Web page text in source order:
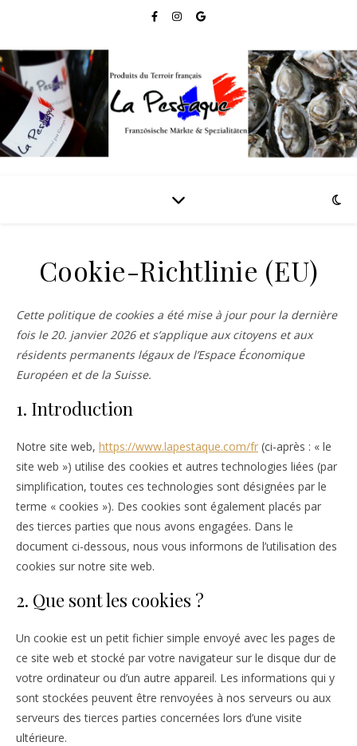
Cookie-Richtlinie (EU)
Cette politique de cookies a été mise à jour pour la dernière
fois le 20. janvier 2026 et s’applique aux citoyens et aux
résidents permanents légaux de l’Espace Économique
Européen et de la Suisse.
1. Introduction
Notre site web, https://www.lapestaque.com/fr (ci-après : « le
site web ») utilise des cookies et autres technologies liées (par
simplification, toutes ces technologies sont désignées par le
terme « cookies »). Des cookies sont également placés par
des tierces parties que nous avons engagées. Dans le
document ci-dessous, nous vous informons de l’utilisation des
cookies sur notre site web.
2. Que sont les cookies ?
Un cookie est un petit fichier simple envoyé avec les pages de
ce site web et stocké par votre navigateur sur le disque dur de
votre ordinateur ou d’un autre appareil. Les informations qui y
sont stockées peuvent être renvoyées à nos serveurs ou aux
serveurs des tierces parties concernées lors d’une visite
ultérieure.